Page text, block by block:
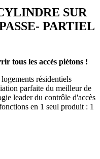
SUR
PARTIEL
tous les accès piétons !
résidentiels
parfaite du meilleur de
leader du contrôle d'accès
en 1 seul produit : 1